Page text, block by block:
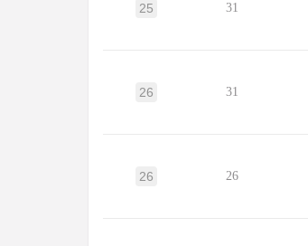
25 31
26 31
26 26